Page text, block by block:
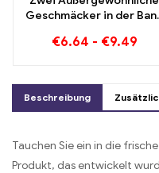
Geschmäcker in der
Zigarette Blueberry
€6.64 - €9.49
Beschreibung
Tauchen Sie ein in die
Produkt, das entwickelt